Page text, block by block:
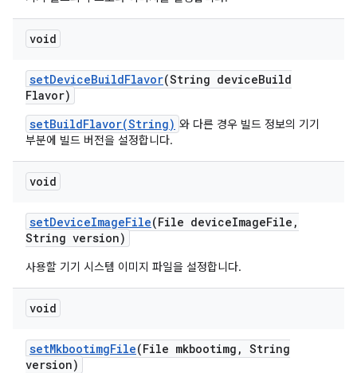
void
setDeviceBuildFlavor(String deviceBuild
Flavor)
setBuildFlavor(String) 와 다른 경우 빌드 정보의 기기
부분에 빌드 버전을 설정합니다.
void
setDeviceImageFile(File deviceImageFile ,
String version)
사용할 기기 시스템 이미지 파일을 설정합니다.
void
setMkbootimgFile(File mkbootimg , String
version)